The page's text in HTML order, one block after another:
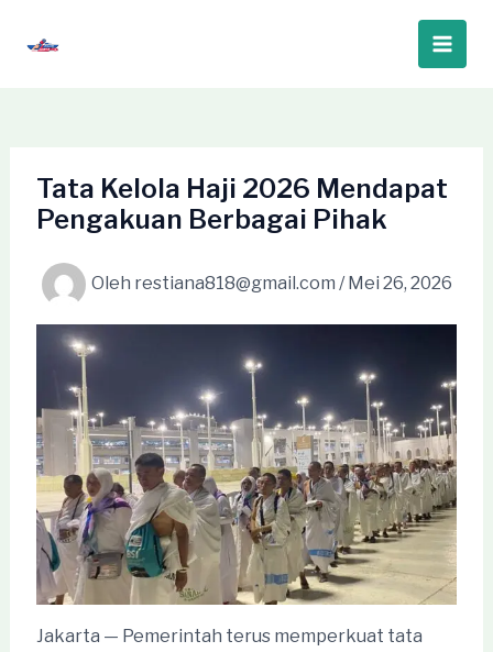
Main
Tata Kelola Haji 2026 Mendapat
Pengakuan Berbagai Pihak
Oleh restiana818@gmail.com / Mei 26, 2026
Jakarta — Pemerintah terus memperkuat tata